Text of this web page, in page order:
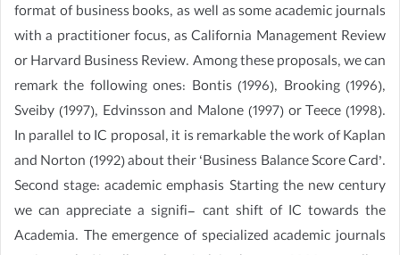
format of business books, as well as some academic journals
with a practitioner focus, as California Management Review
or Harvard Business Review. Among these proposals, we can
remark the following ones: Bontis (1996), Brooking (1996),
Sveiby (1997), Edvinsson and Malone (1997) or Teece (1998).
In parallel to IC proposal, it is remarkable the work of Kaplan
and Norton (1992) about their ‘Business Balance Score Card’.
Second stage: academic emphasis Starting the new century
we can appreciate a signifi- cant shift of IC towards the
Academia. The emergence of specialized academic journals